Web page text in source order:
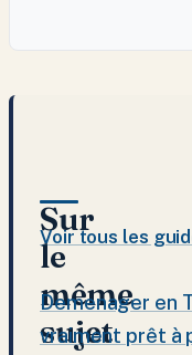
Sur
le
même
sujet
Voir tous les
Demenager en
vraiment prêt à